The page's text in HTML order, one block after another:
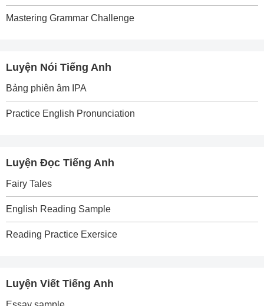
Mastering Grammar Challenge
Luyện Nói Tiếng Anh
Bảng phiên âm IPA
Practice English Pronunciation
Luyện Đọc Tiếng Anh
Fairy Tales
English Reading Sample
Reading Practice Exersice
Luyện Viết Tiếng Anh